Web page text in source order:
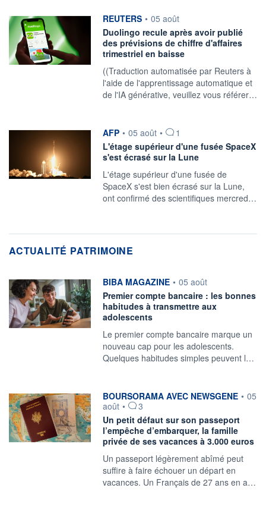
information fournie par
REUTERS • 05 août
Duolingo recule après avoir publié
des prévisions de chiffre d'affaires
trimestriel en baisse
((Traduction automatisée par Reuters à
l'aide de l'apprentissage automatique et
de l'IA générative, veuillez vous référer…
information fournie par
AFP • 05 août •
1
L'étage supérieur d'une fusée SpaceX
s'est écrasé sur la Lune
L'étage supérieur d'une fusée de
SpaceX s'est bien écrasé sur la Lune,
ont confirmé des scientifiques mercred…
ACTUALITÉ PATRIMOINE
information fournie par
BIBA MAGAZINE • 05 août
Premier compte bancaire : les bonnes
habitudes à transmettre aux
adolescents
Le premier compte bancaire marque un
nouveau cap pour les adolescents.
Quelques habitudes simples peuvent l…
information fournie par
BOURSORAMA AVEC NEWSGENE • 05
août •
3
Un petit défaut sur son passeport
l’empêche d’embarquer, la famille
privée de ses vacances à 3.000 euros
Un passeport légèrement abîmé peut
suffire à faire échouer un départ en
vacances. Un Français de 27 ans en a…